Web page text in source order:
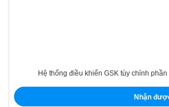
Hệ thống điều khiển GSK tùy chỉnh
Nhận